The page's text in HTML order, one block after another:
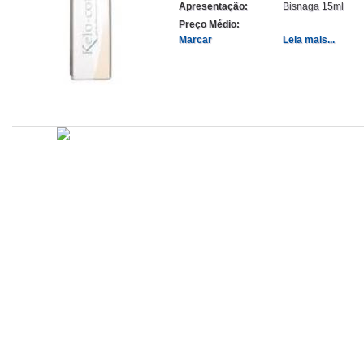
Apresentação:
Bisnaga 15ml
Preço Médio:
Marcar
Leia mais...